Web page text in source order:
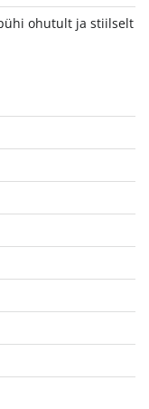
ohutult ja stiilselt